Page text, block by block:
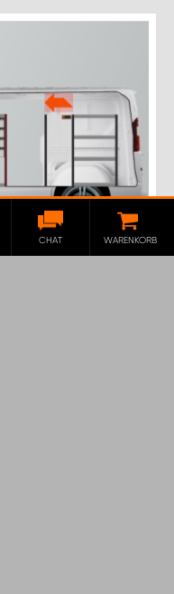
CHAT WARENKORB